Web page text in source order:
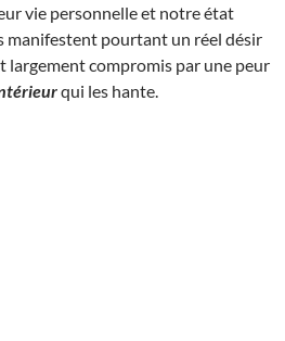
vie personnelle et notre état
manifestent pourtant un réel désir
largement compromis par une peur
qui les hante.